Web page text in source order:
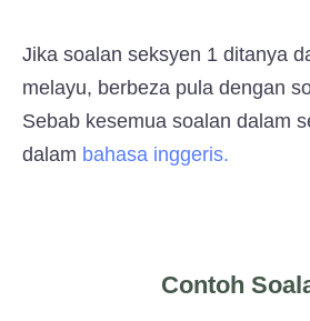
Jika soalan seksyen 1 ditanya
melayu, berbeza pula dengan
Sebab kesemua soalan dalam
dalam bahasa inggeris.
Contoh